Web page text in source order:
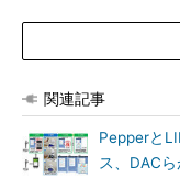
関連記事
Pepperと
ス、DAC